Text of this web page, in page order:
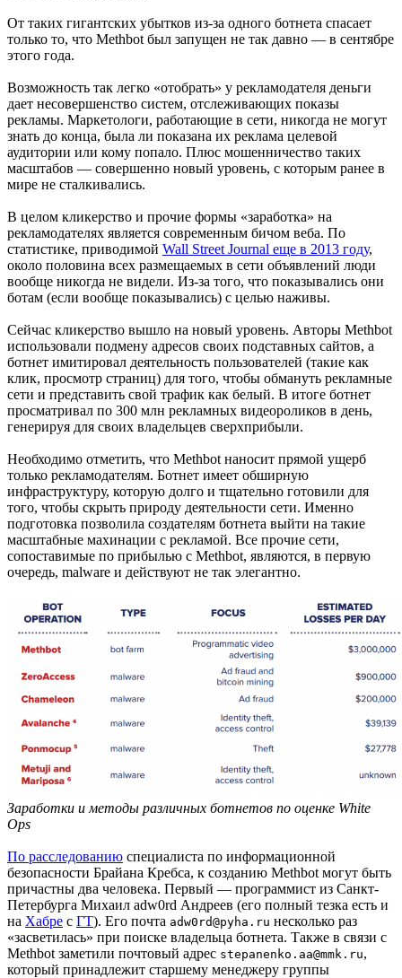
От таких гигантских убытков из-за одного ботнета спасает
только то, что Methbot был запущен не так давно — в сентябре
этого года.
Возможность так легко «отобрать» у рекламодателя деньги
дает несовершенство систем, отслеживающих показы
рекламы. Маркетологи, работающие в сети, никогда не могут
знать до конца, была ли показана их реклама целевой
аудитории или кому попало. Плюс мошенничество таких
масштабов — совершенно новый уровень, с которым ранее в
мире не сталкивались.
В целом кликерство и прочие формы «заработка» на
рекламодателях является современным бичом веба. По
статистике, приводимой Wall Street Journal еще в 2013 году,
около половина всех размещаемых в сети объявлений люди
вообще никогда не видели. Из-за того, что показывались они
ботам (если вообще показывались) с целью наживы.
Сейчас кликерство вышло на новый уровень. Авторы Methbot
использовали подмену адресов своих подставных сайтов, а
ботнет имитировал деятельность пользователей (такие как
клик, просмотр страниц) для того, чтобы обмануть рекламные
сети и представить свой трафик как белый. В итоге ботнет
просматривал по 300 млн рекламных видеороликов в день,
генерируя для своих владельцев сверхприбыли.
Необходимо отметить, что Methbot наносит прямой ущерб
только рекламодателям. Ботнет имеет обширную
инфраструктуру, которую долго и тщательно готовили для
того, чтобы скрыть природу деятельности сети. Именно
подготовка позволила создателям ботнета выйти на такие
масштабные махинации с рекламой. Все прочие сети,
сопоставимые по прибылью с Methbot, являются, в первую
очередь, malware и действуют не так элегантно.
Заработки и методы различных ботнетов по оценке White
Ops
По расследованию специалиста по информационной
безопасности Брайана Кребса, к созданию Methbot могут быть
причастны два человека. Первый — программист из Санкт-
Петербурга Михаил adw0rd Андреев (его полный тезка есть и
на Хабре с ГТ). Его почта adw0rd@pyha.ru несколько раз
«засветилась» при поиске владельца ботнета. Также в связи с
Methbot заметили почтовый адрес stepanenko.aa@mmk.ru,
который принадлежит старшему менеджеру группы